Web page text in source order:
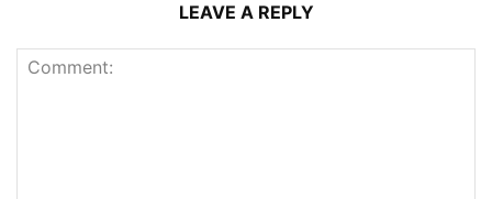
LEAVE A REPLY